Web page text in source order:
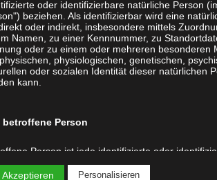
(Ihr Buch drucken)
Buch
Buch
drucken
oder identifizierbare natürliche Person
beziehen. Als identifizierbar wird eine
oder indirekt, insbesondere mittels
Namen, zu einer Kennnummer, zu
oder zu einem oder mehreren besonderen
physiologischen, genetischen,
oder sozialen Identität dieser natürlichen
kann.
Person
Person ist jede identifizierte oder
verarbeitet werden.
Personalisieren